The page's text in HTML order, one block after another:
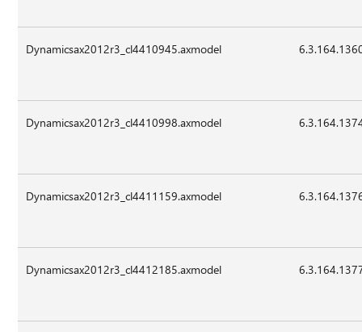
Dynamicsax2012r3_cl4410945.axmodel
Dynamicsax2012r3_cl4410998.axmodel
Dynamicsax2012r3_cl4411159.axmodel
Dynamicsax2012r3_cl4412185.axmodel